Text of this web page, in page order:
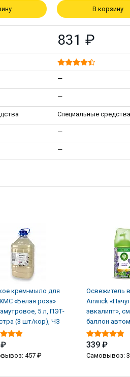
В корзину
831 ₽
—
—
Специальные средства
—
—
крем-мыло для
«Белая роза»
5 л, ПЭТ-
(3 шт/кор), ЧЗ
457 ₽
Освежитель
Airwick
эвкалипт»,
баллон
250 мл (6 шт/
339 ₽
Самовывоз: